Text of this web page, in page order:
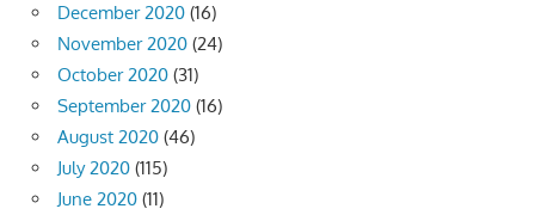
December 2020 (16)
November 2020 (24)
October 2020 (31)
September 2020 (16)
August 2020 (46)
July 2020 (115)
June 2020 (11)